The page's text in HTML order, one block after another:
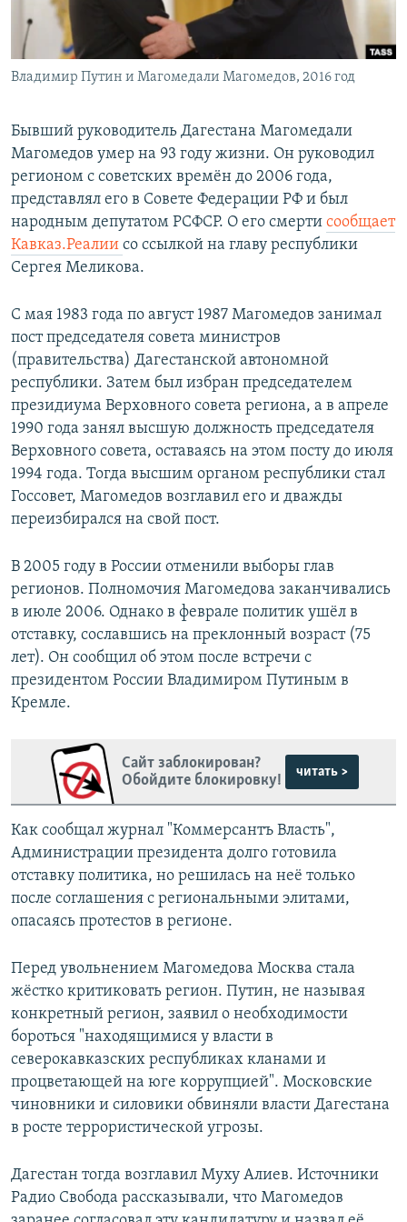
ПОБЕДИТЕЛЕЙ НЕ СУДЯТ?
КРЫМ.НЕПОКОРЕННЫЙ
ELIFBE
ПРИСОЕДИНЯЙТЕСЬ!
Все сайты RFE/RL
Владимир Путин и Магомедали Магомедов, 2016 год
Бывший руководитель Дагестана Магомедали
Магомедов умер на 93 году жизни. Он руководил
регионом с советских времён до 2006 года,
представлял его в Совете Федерации РФ и был
народным депутатом РСФСР. О его смерти сообщает
Кавказ.Реалии со ссылкой на главу республики
Сергея Меликова.
С мая 1983 года по август 1987 Магомедов занимал
пост председателя совета министров
(правительства) Дагестанской автономной
республики. Затем был избран председателем
президиума Верховного совета региона, а в апреле
1990 года занял высшую должность председателя
Верховного совета, оставаясь на этом посту до июля
1994 года. Тогда высшим органом республики стал
Госсовет, Магомедов возглавил его и дважды
переизбирался на свой пост.
В 2005 году в России отменили выборы глав
регионов. Полномочия Магомедова заканчивались
в июле 2006. Однако в феврале политик ушёл в
отставку, сославшись на преклонный возраст (75
лет). Он сообщил об этом после встречи с
президентом России Владимиром Путиным в
Кремле.
Сайт заблокирован?
Обойдите блокировку!
читать >
Как сообщал журнал "Коммерсантъ Власть",
Администрации президента долго готовила
отставку политика, но решилась на неё только
после соглашения с региональными элитами,
опасаясь протестов в регионе.
Перед увольнением Магомедова Москва стала
жёстко критиковать регион. Путин, не называя
конкретный регион, заявил о необходимости
бороться "находящимися у власти в
северокавказских республиках кланами и
процветающей на юге коррупцией". Московские
чиновники и силовики обвиняли власти Дагестана
в росте террористической угрозы.
Дагестан тогда возглавил Муху Алиев. Источники
Радио Свобода рассказывали, что Магомедов